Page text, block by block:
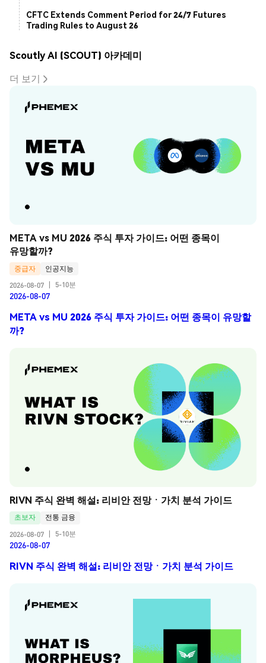
CFTC Extends Comment Period for 24/7 Futures
Trading Rules to August 26
Scoutly AI (SCOUT) 아카데미
더 보기
META vs MU 2026 주식 투자 가이드: 어떤 종목이
유망할까?
중급자
인공지능
2026-08-07
5-10분
2026-08-07
META vs MU 2026 주식 투자 가이드: 어떤 종목이 유망할
까?
RIVN 주식 완벽 해설: 리비안 전망ㆍ가치 분석 가이드
초보자
전통 금융
2026-08-07
5-10분
2026-08-07
RIVN 주식 완벽 해설: 리비안 전망ㆍ가치 분석 가이드